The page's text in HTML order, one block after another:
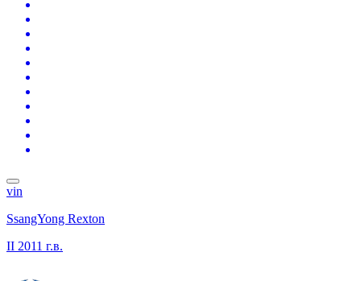
vin
SsangYong Rexton
II 2011 г.в.